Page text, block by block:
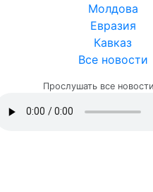
Молдова
Евразия
Кавказ
Все новости
Прослушать все новости